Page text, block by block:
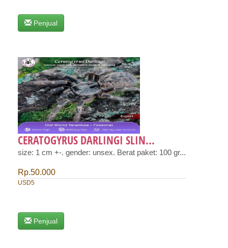
Penjual
CERATOGYRUS DARLINGI SLIN...
size: 1 cm +-. gender: unsex. Berat paket: 100 gr...
Rp.50.000
USD5
Penjual